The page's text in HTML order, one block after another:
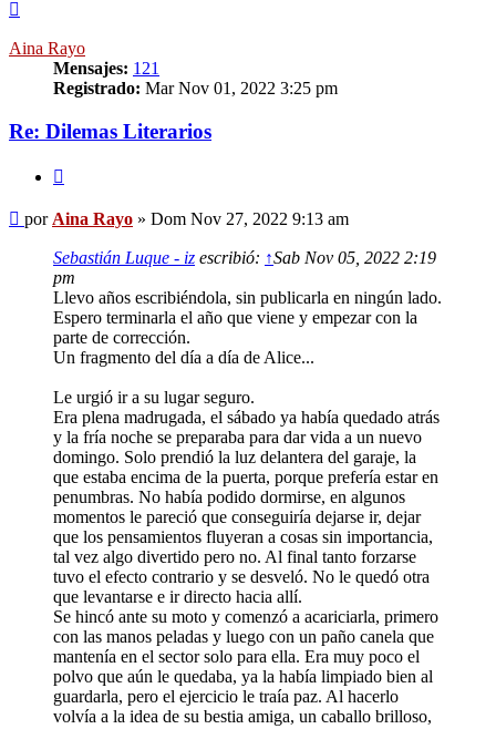
Aina Rayo
Mensajes: 121
Registrado: Mar Nov 01, 2022 3:25 pm
Re: Dilemas Literarios
Mensaje
por Aina Rayo » Dom Nov 27, 2022 9:13 am
Sebastián Luque - iz escribió: ↑Sab Nov 05, 2022 2:19
pm
Llevo años escribiéndola, sin publicarla en ningún lado.
Espero terminarla el año que viene y empezar con la
parte de corrección.
Un fragmento del día a día de Alice...
Le urgió ir a su lugar seguro.
Era plena madrugada, el sábado ya había quedado atrás
y la fría noche se preparaba para dar vida a un nuevo
domingo. Solo prendió la luz delantera del garaje, la
que estaba encima de la puerta, porque prefería estar en
penumbras. No había podido dormirse, en algunos
momentos le pareció que conseguiría dejarse ir, dejar
que los pensamientos fluyeran a cosas sin importancia,
tal vez algo divertido pero no. Al final tanto forzarse
tuvo el efecto contrario y se desveló. No le quedó otra
que levantarse e ir directo hacia allí.
Se hincó ante su moto y comenzó a acariciarla, primero
con las manos peladas y luego con un paño canela que
mantenía en el sector solo para ella. Era muy poco el
polvo que aún le quedaba, ya la había limpiado bien al
guardarla, pero el ejercicio le traía paz. Al hacerlo
volvía a la idea de su bestia amiga, un caballo brilloso,